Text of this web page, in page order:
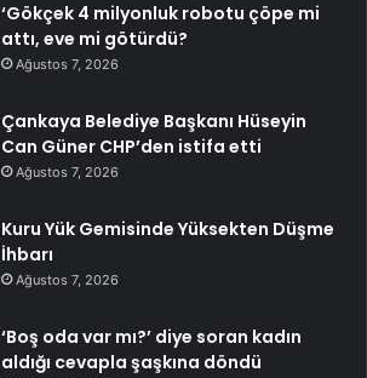
‘Gökçek 4 milyonluk robotu çöpe mi
attı, eve mi götürdü?
Ağustos 7, 2026
Çankaya Belediye Başkanı Hüseyin
Can Güner CHP’den istifa etti
Ağustos 7, 2026
Kuru Yük Gemisinde Yüksekten Düşme
İhbarı
Ağustos 7, 2026
‘Boş oda var mı?’ diye soran kadın
aldığı cevapla şaşkına döndü